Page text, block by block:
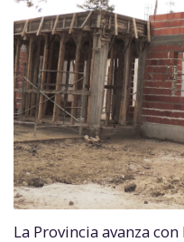
La Provincia avanza